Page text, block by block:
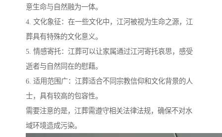
意生命与自然融为一体。
4. 文化象征：在一些文化中，江河被视为生命之源，江
葬具有特殊的文化意义。
5. 情感寄托：江葬可以让家属通过江河寄托哀思，感受
逝者与自然同在的慰藉。
6. 适用范围广：江葬适合不同宗教信仰和文化背景的人
士，具有较高的包容性。
需要注意的是，江葬需遵守相关法律法规，确保不对水
域环境造成污染。